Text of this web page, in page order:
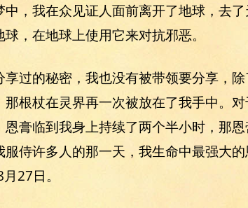
，我在众见证人面前离开了地球，去
，在地球上使用它来对抗邪恶。
过的秘密，我也没有被带领要分享，
根杖在灵界再一次被放在了我手中。
膏临到我身上持续了两个半小时，那
侍许多人的那一天，我生命中最强大
27日。